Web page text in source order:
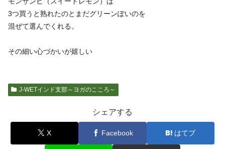
3つ買うと熟れたのとまだグリーンぽいのを
混ぜて選んでくれる。
その細い心づかいが嬉しい
J-WETインド支部～ヨガのこころ～
シェアする
X Facebook はてブ